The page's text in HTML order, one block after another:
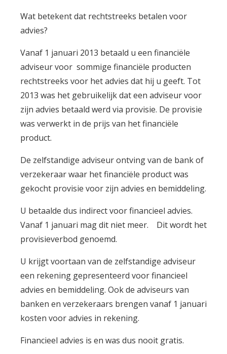
Wat betekent dat rechtstreeks betalen voor
advies?
Vanaf 1 januari 2013 betaald u een financiële
adviseur voor sommige financiële producten
rechtstreeks voor het advies dat hij u geeft. Tot
2013 was het gebruikelijk dat een adviseur voor
zijn advies betaald werd via provisie. De provisie
was verwerkt in de prijs van het financiële
product.
De zelfstandige adviseur ontving van de bank of
verzekeraar waar het financiële product was
gekocht provisie voor zijn advies en bemiddeling.
U betaalde dus indirect voor financieel advies.
Vanaf 1 januari mag dit niet meer. Dit wordt het
provisieverbod genoemd.
U krijgt voortaan van de zelfstandige adviseur
een rekening gepresenteerd voor financieel
advies en bemiddeling. Ook de adviseurs van
banken en verzekeraars brengen vanaf 1 januari
kosten voor advies in rekening.
Financieel advies is en was dus nooit gratis.